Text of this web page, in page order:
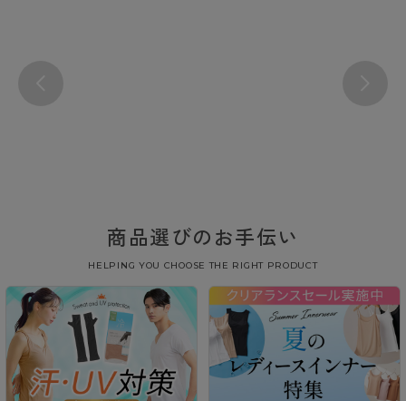
商品選びのお手伝い
HELPING YOU CHOOSE THE RIGHT PRODUCT